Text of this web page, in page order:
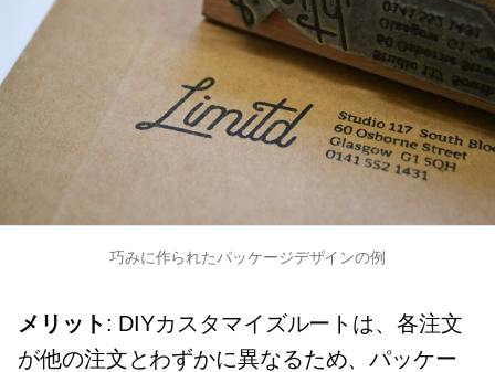
巧みに作られたパッケージデザインの例
メリット: DIYカスタマイズルートは、各注文
が他の注文とわずかに異なるため、パッケー